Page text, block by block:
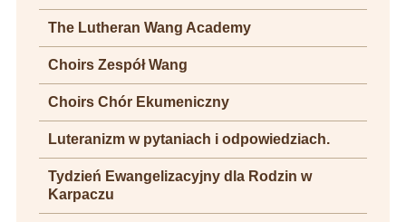
The Lutheran Wang Academy
Choirs Zespół Wang
Choirs Chór Ekumeniczny
Luteranizm w pytaniach i odpowiedziach.
Tydzień Ewangelizacyjny dla Rodzin w
Karpaczu